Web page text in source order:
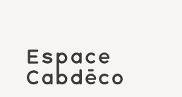
contenu